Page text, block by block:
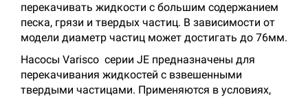
перекачивать жидкости с большим содержанием
песка, грязи и твердых частиц. В зависимости от
модели диаметр частиц может достигать до 76мм.
Насосы Varisco серии JE предназначены для
перекачивания жидкостей с взвешенными
твердыми частицами. Применяются в условиях,